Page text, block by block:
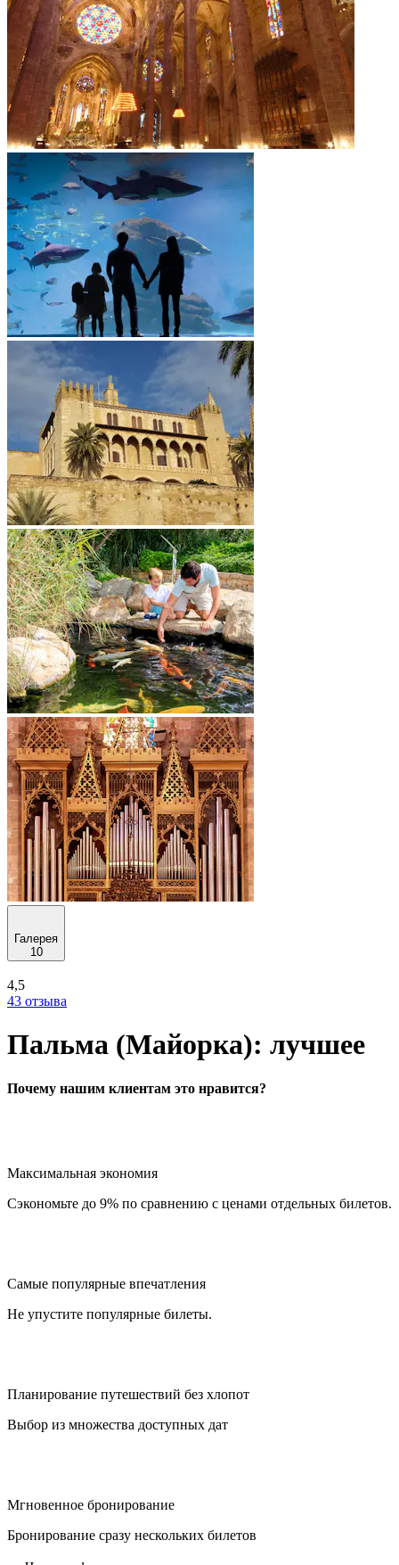
Галерея
10
4,5
43 отзыва
Пальма (Майорка): лучшее
Почему нашим клиентам это нравится?
Максимальная экономия
Сэкономьте до 9% по сравнению с ценами отдельных билетов.
Самые популярные впечатления
Не упустите популярные билеты.
Планирование путешествий без хлопот
Выбор из множества доступных дат
Мгновенное бронирование
Бронирование сразу нескольких билетов